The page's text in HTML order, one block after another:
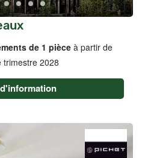
de 1 pièceà partir de
trimestre 2028